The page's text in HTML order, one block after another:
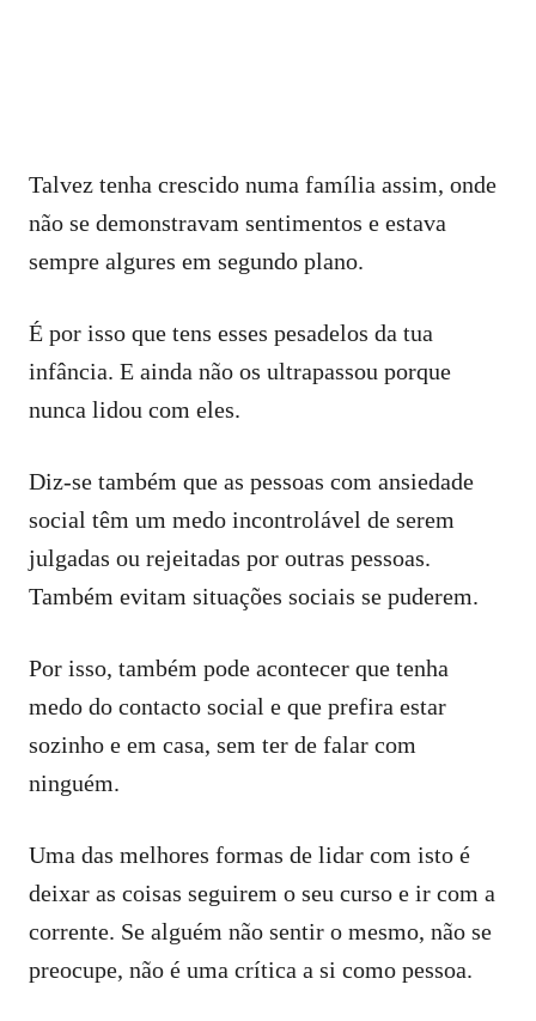
Talvez tenha crescido numa família assim, onde
não se demonstravam sentimentos e estava
sempre algures em segundo plano.
É por isso que tens esses pesadelos da tua
infância. E ainda não os ultrapassou porque
nunca lidou com eles.
Diz-se também que as pessoas com ansiedade
social têm um medo incontrolável de serem
julgadas ou rejeitadas por outras pessoas.
Também evitam situações sociais se puderem.
Por isso, também pode acontecer que tenha
medo do contacto social e que prefira estar
sozinho e em casa, sem ter de falar com
ninguém.
Uma das melhores formas de lidar com isto é
deixar as coisas seguirem o seu curso e ir com a
corrente. Se alguém não sentir o mesmo, não se
preocupe, não é uma crítica a si como pessoa.